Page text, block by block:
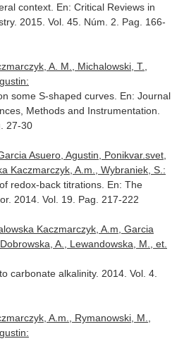
context. En: Critical Reviews in
. 2015. Vol. 45. Núm. 2. Pag. 166-
A. M., Michalowski, T.,
some S-shaped curves. En: Journal
Methods and Instrumentation
27-30
Asuero, Agustin, Ponikvar.svet,
Kaczmarczyk, A.m., Wybraniek, S.:
redox-back titrations. En: The
. 2014. Vol. 19. Pag. 217-222
Kaczmarczyk, A.m, Garcia
A., Lewandowska, M., et.
carbonate alkalinity. 2014. Vol. 4.
A.m., Rymanowski, M.,